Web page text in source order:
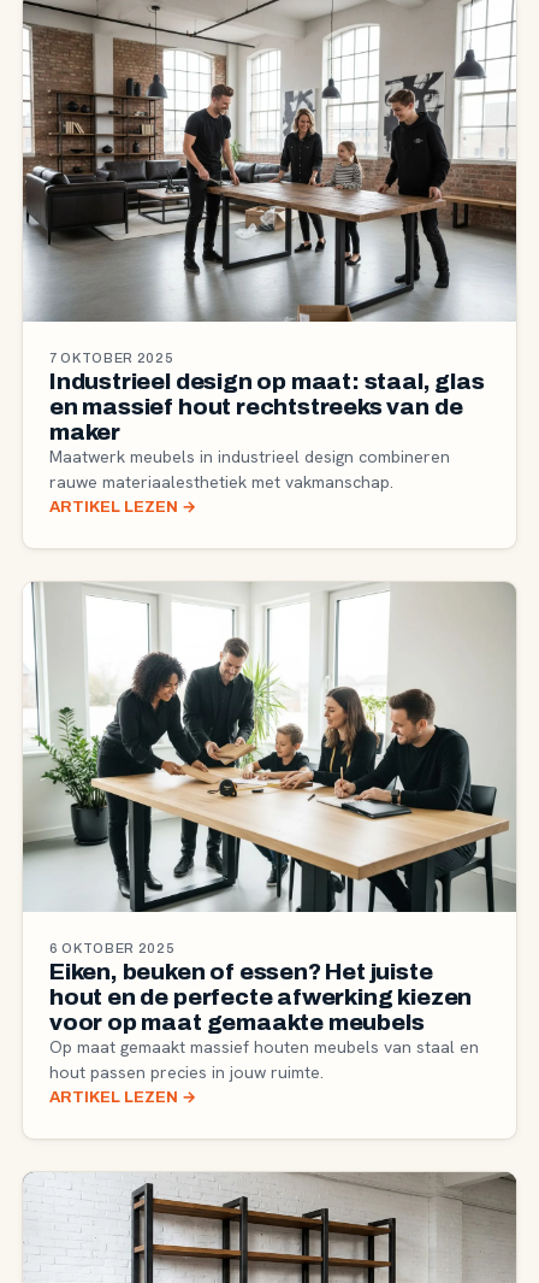
7 OKTOBER 2025
Industrieel design op maat: staal, glas
en massief hout rechtstreeks van de
maker
Maatwerk meubels in industrieel design combineren
rauwe materiaalesthetiek met vakmanschap.
ARTIKEL LEZEN →
6 OKTOBER 2025
Eiken, beuken of essen? Het juiste
hout en de perfecte afwerking kiezen
voor op maat gemaakte meubels
Op maat gemaakt massief houten meubels van staal en
hout passen precies in jouw ruimte.
ARTIKEL LEZEN →